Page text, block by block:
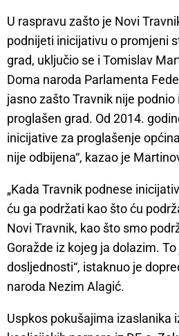
U raspravu zašto je Novi
podnijeti inicijativu o promjeni
grad, uključio se i Tomislav
Doma naroda Parlamenta
jasno zašto Travnik nije
proglašen grad. Od 2014.
inicijative za proglašenje
nije odbijena“, kazao je
„Kada Travnik podnese
ću ga podržati kao što ću
Novi Travnik, kao što smo
Goražde iz kojeg ja dolazim.
dosljednosti“, istaknuo je
naroda Nezim Alagić.
Uspkos pokušajima izaslanika